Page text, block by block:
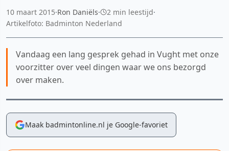
10 maart 2015·Ron Daniëls· 2 min leestijd·
Artikelfoto: Badminton Nederland
Vandaag een lang gesprek gehad in Vught met onze
voorzitter over veel dingen waar we ons bezorgd
over maken.
Maak badmintonline.nl je Google-favoriet